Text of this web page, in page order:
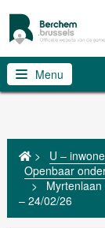
Menu
> U –
Openbaar
>
– 24/02/26